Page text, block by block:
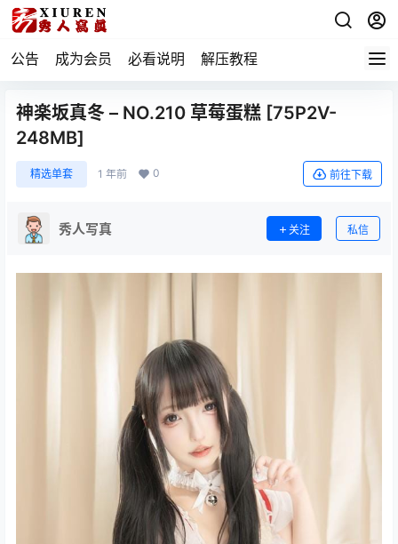
公告 成为会员 必看说明 解压教程
神楽坂真冬 – NO.210 草莓蛋糕 [75P2V-
248MB]
精选单套 1 年前 0 前往下载
秀人写真 关注 私信